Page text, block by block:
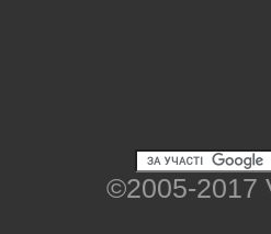
©2005-2017